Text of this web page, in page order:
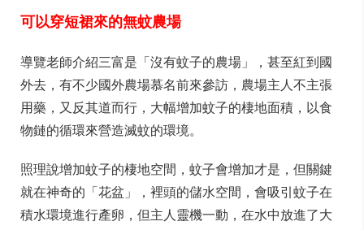
可以穿短裙來的無蚊農場
導覽老師介紹三富是「沒有蚊子的農場」，甚至紅到國
外去，有不少國外農場慕名前來參訪，農場主人不主張
用藥，又反其道而行，大幅增加蚊子的棲地面積，以食
物鏈的循環來營造滅蚊的環境。
照理說增加蚊子的棲地空間，蚊子會增加才是，但關鍵
就在神奇的「花盆」，裡頭的儲水空間，會吸引蚊子在
積水環境進行產卵，但主人靈機一動，在水中放進了大